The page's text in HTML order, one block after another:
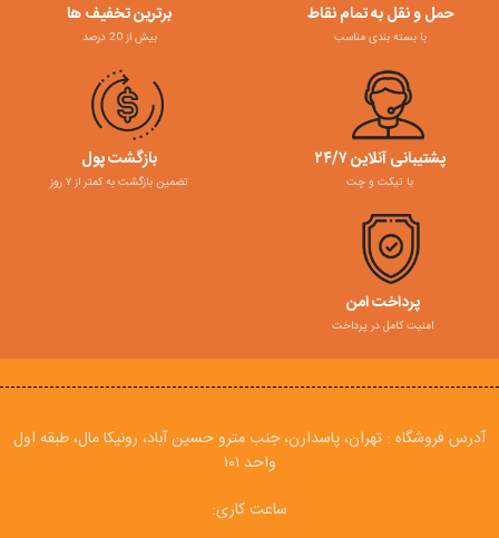
حمل و نقل به تمام نقاط
با بسته بندی مناسب
برترین تخفیف ها
بیش از 20 درصد
پشتیبانی آنلاین ۲۴/۷
با تیکت و چت
بازگشت پول
تضمین بازگشت به کمتر از ۷ روز
پرداخت امن
امنیت کامل در پرداخت
آدرس فروشگاه : تهران، پاسدارن، جنب مترو حسین آباد، رونیکا مال، طبقه اول
واحد ۱۰۱
ساعت کاری: